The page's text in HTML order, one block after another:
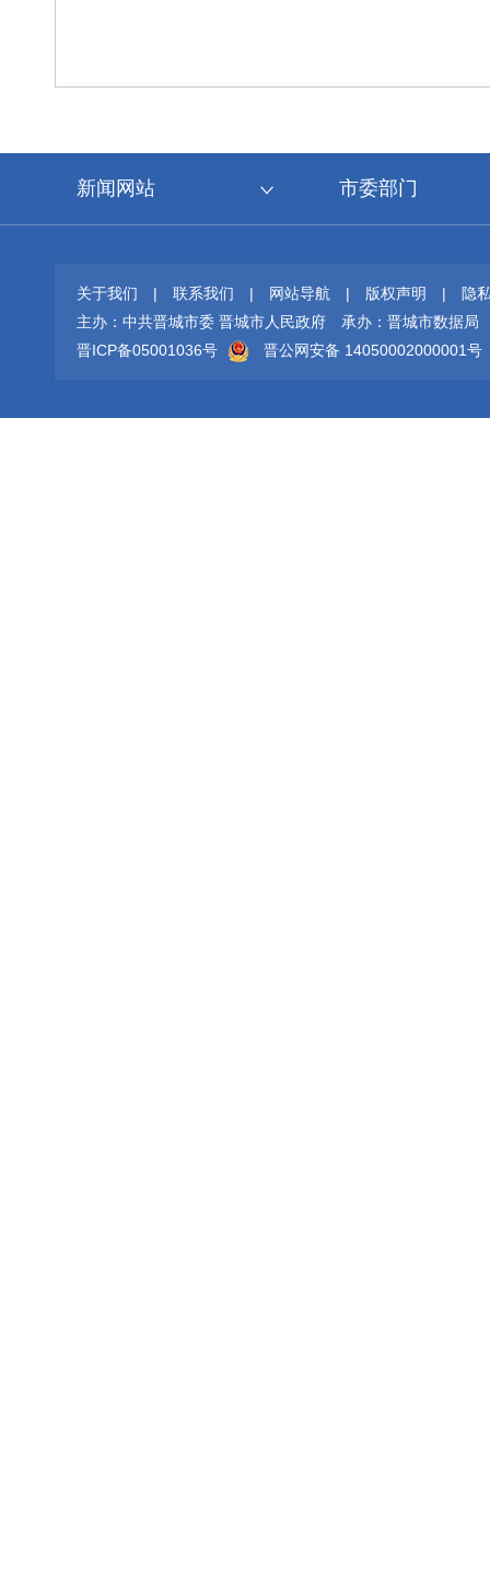
新闻网站 市委部门
关于我们 | 联系我们 | 网站导航 | 版权声明 |
隐
主办：中共晋城市委 晋城市人民政府
承办：晋城市数据局
晋ICP备05001036号
晋公网安备 14050002000001号